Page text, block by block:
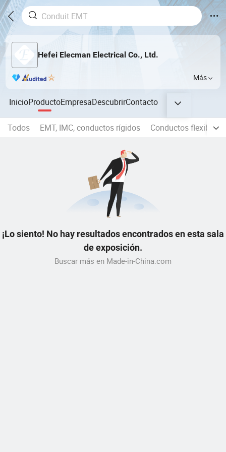
Hefei Elecman Electrical Co., Ltd.
Más
InicioProductoEmpresaDescubrirContacto
Todos EMT, IMC, conductos rígidos Conductos flexibles
¡Lo siento! No hay resultados encontrados en esta sala
de exposición.
Buscar más en Made-in-China.com